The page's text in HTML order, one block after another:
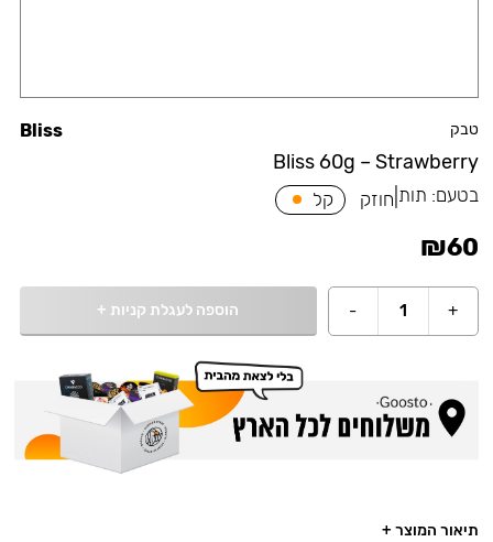
טבק
Bliss 60g – Strawberry
Bliss
בטעם: תות חוזק קל
₪60
+
1
- הוספה לעגלת קניות +
תיאור המוצר +